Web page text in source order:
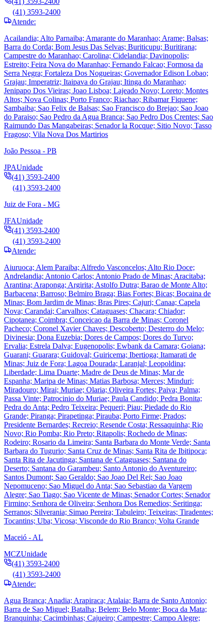
(41) 3593-2400
Atende:
Acailandia; Alto Parnaiba; Amarante do Maranhao; Arame; Balsas;
Barra do Corda; Bom Jesus Das Selvas; Buriticupu; Buritirana;
Campestre do Maranhao; Carolina; Cidelandia; Davinopolis;
Estreito; Feira Nova do Maranhao; Fernando Falcao; Formosa da
Serra Negra; Fortaleza Dos Nogueiras; Governador Edison Lobao;
Grajau; Imperatriz; Itaipava do Grajau; Itinga do Maranhao;
Jenipapo Dos Vieiras; Joao Lisboa; Lajeado Novo; Loreto; Montes
Altos; Nova Colinas; Porto Franco; Riachao; Ribamar Fiquene;
Sambaiba; Sao Felix de Balsas; Sao Francisco do Brejao; Sao Joao
do Paraiso; Sao Pedro da Agua Branca; Sao Pedro Dos Crentes; Sao
Raimundo Das Mangabeiras; Senador la Rocque; Sitio Novo; Tasso
Fragoso; Vila Nova Dos Martirios
João Pessoa - PB
JPAUnidade
(41) 3593-2400
(41) 3593-2400
Juiz de Fora - MG
JFAUnidade
(41) 3593-2400
(41) 3593-2400
Atende:
Aiuruoca; Alem Paraiba; Alfredo Vasconcelos; Alto Rio Doce;
Andrelandia; Antonio Carlos; Antonio Prado de Minas; Aracitaba;
Arantina; Araponga; Argirita; Astolfo Dutra; Barao de Monte Alto;
Barbacena; Barroso; Belmiro Braga; Bias Fortes; Bicas; Bocaina de
Minas; Bom Jardim de Minas; Bras Pires; Cajuri; Canaa; Capela
Nova; Carandai; Carvalhos; Cataguases; Chacara; Chiador;
Cipotanea; Coimbra; Conceicao da Barra de Minas; Coronel
Pacheco; Coronel Xavier Chaves; Descoberto; Desterro do Melo;
Divinesia; Dona Euzebia; Dores de Campos; Dores do Turvo;
Ervalia; Estrela Dalva; Eugenopolis; Ewbank da Camara; Goiana;
Guarani; Guarara; Guidoval; Guiricema; Ibertioga; Itamarati de
Minas; Juiz de Fora; Lagoa Dourada; Laranjal; Leopoldina;
Liberdade; Lima Duarte; Madre de Deus de Minas; Mar de
Espanha; Maripa de Minas; Matias Barbosa; Merces; Minduri;
Miradouro; Mirai; Muriae; Olaria; Oliveira Fortes; Paiva; Palma;
Passa Vinte; Patrocinio do Muriae; Paula Candido; Pedra Bonita;
Pedra do Anta; Pedro Teixeira; Pequeri; Piau; Piedade do Rio
Grande; Piranga; Pirapetinga; Pirauba; Porto Firme; Prados;
Presidente Bernardes; Recreio; Resende Costa; Ressaquinha; Rio
Novo; Rio Pomba; Rio Preto; Ritapolis; Rochedo de Minas;
Rodeiro; Rosario da Limeira; Santa Barbara do Monte Verde; Santa
Barbara do Tugurio; Santa Cruz de Minas; Santa Rita de Ibitipoca;
Santa Rita de Jacutinga; Santana de Cataguases; Santana do
Deserto; Santana do Garambeu; Santo Antonio do Aventureiro;
Santos Dumont; Sao Geraldo; Sao Joao Del Rei; Sao Joao
Nepomuceno; Sao Miguel do Anta; Sao Sebastiao da Vargem
Alegre; Sao Tiago; Sao Vicente de Minas; Senador Cortes; Senador
Firmino; Senhora de Oliveira; Senhora Dos Remedios; Seritinga;
Serranos; Silverania; Simao Pereira; Tabuleiro; Teixeiras; Tiradentes;
Tocantins; Uba; Vicosa; Visconde do Rio Branco; Volta Grande
Maceió - AL
MCZUnidade
(41) 3593-2400
(41) 3593-2400
Atende:
Agua Branca; Anadia; Arapiraca; Atalaia; Barra de Santo Antonio;
Barra de Sao Miguel; Batalha; Belem; Belo Monte; Boca da Mata;
Branquinha; Cacimbinhas; Cajueiro; Campestre; Campo Alegre;